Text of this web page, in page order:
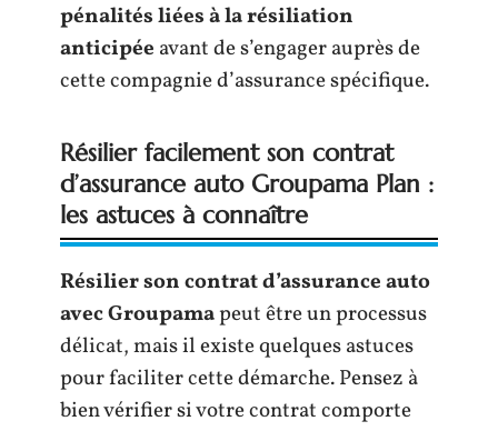
pénalités liées à la résiliation
anticipée avant de s’engager auprès de
cette compagnie d’assurance spécifique.
Résilier facilement son contrat
d’assurance auto Groupama Plan :
les astuces à connaître
Résilier son contrat d’assurance auto
avec Groupamapeut être un processus
délicat, mais il existe quelques astuces
pour faciliter cette démarche. Pensez à
bien vérifier si votre contrat comporte